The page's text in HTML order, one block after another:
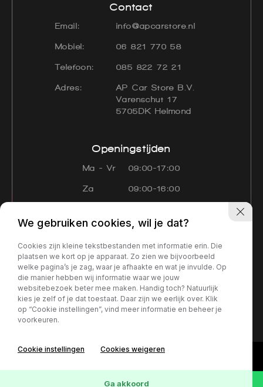
Contact
Email: info@apcarstore.nl
Mobiel: 06 821 770 58
Telefoon: 085 822 72 21
Adres:
AP Car Store B.V.
Varenschut 17
5705DK Helmond
Openingstijden
Ma - Vr 09:00-17:00
Za 09:00-16:00
Navigatie
Aanbod Diensten Over ons
Contact Verkocht
Privacy policy
We gebruiken cookies, wil je dat?
Cookies zijn kleine tekstbestanden met informatie erin. Die
plaatsen we kort op je apparaat. Zo zien we bijvoorbeeld
welke pagina’s je zag, waar je afhaakte en wat je invulde. Op
die manier hebben wij informatie waar we jouw
websitebezoek beter mee maken. Handig toch? Natuurlijk
kies je zelf of je dat toestaat. Daar zijn we eerlijk over. Klik
op “Cookie instellingen”, vind meer informatie en beheer je
voorkeuren.
Cookie instellingen Cookies weigeren
Ga akkoord